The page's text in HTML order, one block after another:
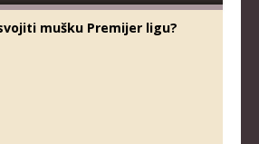
mušku Premijer ligu?